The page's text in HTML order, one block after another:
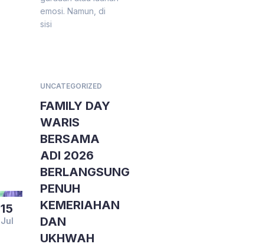
emosi. Namun, di
sisi
15
Jul
UNCATEGORIZED
FAMILY DAY
WARIS
BERSAMA
ADI 2026
BERLANGSUNG
PENUH
KEMERIAHAN
DAN
UKHWAH